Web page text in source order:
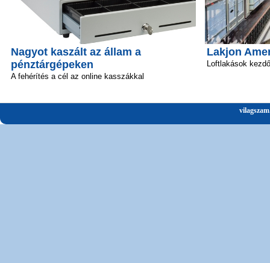
Nagyot kaszált az állam a
pénztárgépeken
A fehérítés a cél az online kasszákkal
Lakjon
Loftlakások